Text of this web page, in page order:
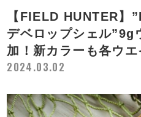
【FIELD HUNTER】
デベロップシェル”9g
加！新カラーも各ウエ
2024.03.02